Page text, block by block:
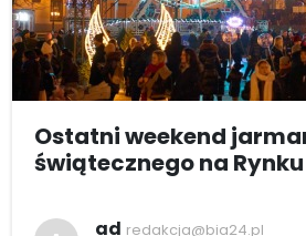
Ostatni weekend
świątecznego na
ad redakcja@bia24.pl